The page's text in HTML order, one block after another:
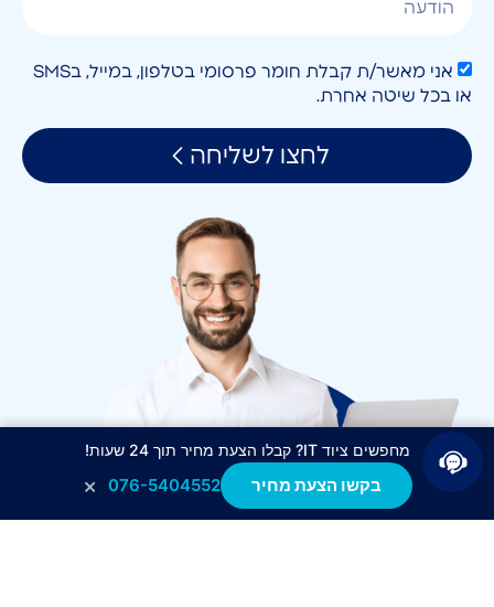
אני מאשר/ת קבלת חומר פרסומי בטלפון, במייל, בSMS
או בכל שיטה אחרת.
לחצו לשליחה
מחפשים ציוד IT? קבלו הצעת מחיר תוך 24 שעות!
בקשו הצעת מחיר 076-5404552
×